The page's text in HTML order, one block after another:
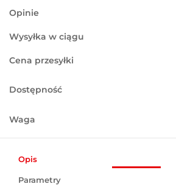
Opinie
Wysyłka w ciągu
Cena przesyłki
Dostępność
Waga
Opis
Parametry